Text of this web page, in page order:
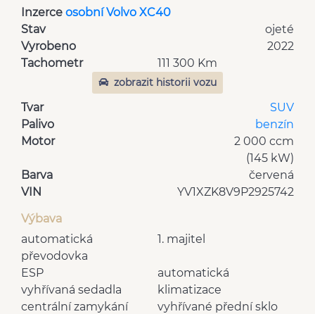
Inzerce osobní Volvo XC40
Stav
ojeté
Vyrobeno
2022
Tachometr
111 300 Km
zobrazit historii vozu
Tvar
SUV
Palivo
benzín
Motor
2 000 ccm
(145 kW)
Barva
červená
VIN
YV1XZK8V9P2925742
Výbava
1. majitel
automatická
převodovka
automatická
klimatizace
ESP
vyhřívaná sedadla
vyhřívané přední sklo
centrální zamykání